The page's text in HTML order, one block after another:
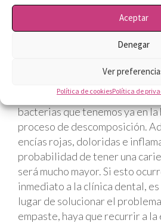
Aceptar
Denegar
Ver
Política de cookiesPolítica de
cepillado, se debería acudir al
de lavarnos los dientes
bacterias que tenemos ya en la
proceso de descomposición.
encías rojas, doloridas e
probabilidad de tener una
será mucho mayor. Si esto
inmediato a la clínica dental,
lugar de solucionar el
empaste, haya que recurrir a la